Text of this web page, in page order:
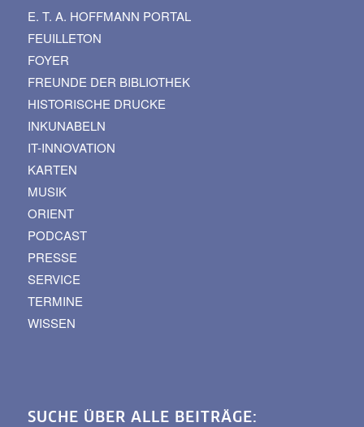
E. T. A. HOFFMANN PORTAL
FEUILLETON
FOYER
FREUNDE DER BIBLIOTHEK
HISTORISCHE DRUCKE
INKUNABELN
IT-INNOVATION
KARTEN
MUSIK
ORIENT
PODCAST
PRESSE
SERVICE
TERMINE
WISSEN
SUCHE ÜBER ALLE BEITRÄGE: